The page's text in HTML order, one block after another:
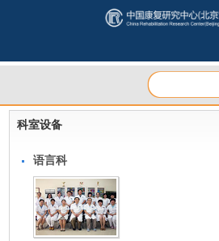
科室设备
语言科